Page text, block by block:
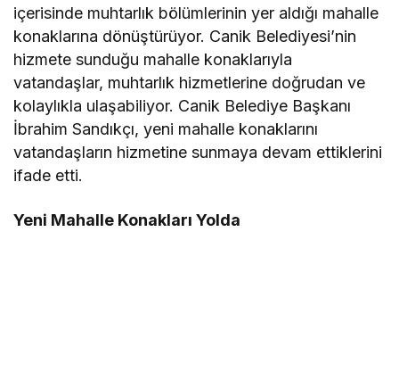
içerisinde muhtarlık bölümlerinin yer aldığı mahalle
konaklarına dönüştürüyor. Canik Belediyesi’nin
hizmete sunduğu mahalle konaklarıyla
vatandaşlar, muhtarlık hizmetlerine doğrudan ve
kolaylıkla ulaşabiliyor. Canik Belediye Başkanı
İbrahim Sandıkçı, yeni mahalle konaklarını
vatandaşların hizmetine sunmaya devam ettiklerini
ifade etti.
Yeni Mahalle Konakları Yolda